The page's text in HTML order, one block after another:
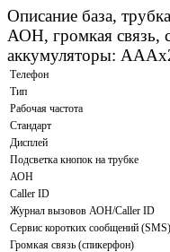
Описание база,
АОН, громкая связь,
аккумуляторы:
Телефон
Тип
Рабочая частота
Стандарт
Дисплей
Подсветка кнопок на трубке
АОН
Caller ID
Журнал вызовов АОН/Caller ID
Сервис коротких сообщений (SMS)
Громкая связь (спикерфон)